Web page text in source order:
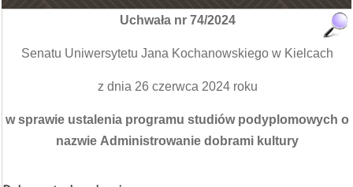
Uchwała nr 74/2024
Senatu Uniwersytetu Jana Kochanowskiego w Kielcach
z dnia 26 czerwca 2024 roku
w sprawie ustalenia programu studiów podyplomowych o
nazwie Administrowanie dobrami kultury